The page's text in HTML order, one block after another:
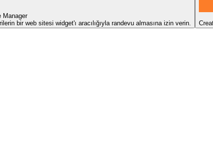
Manager
bir web sitesi widget'ı aracılığıyla randevu almasına izin verin.